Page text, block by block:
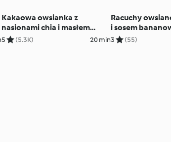
Kakaowa owsianka z
nasionami chia i masłem
orzechowym
5 (5.3K) 20 min
Racuchy
i sosem
orzechowym
3 (55)